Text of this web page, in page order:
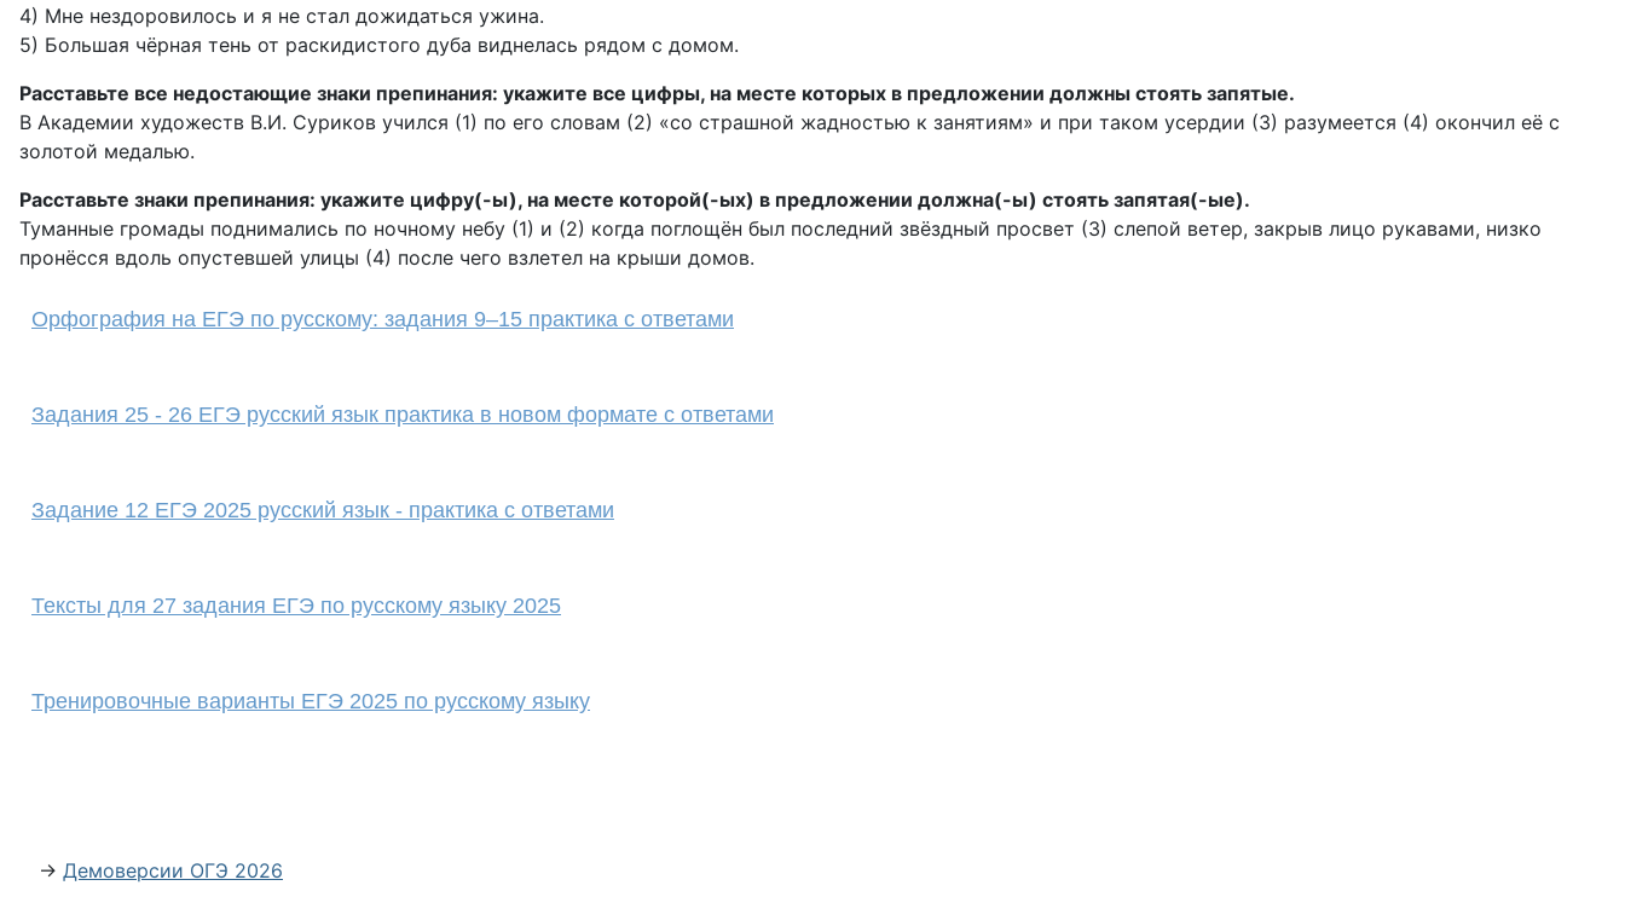
4) Мне нездоровилось и я не стал дожидаться ужина.
5) Большая чёрная тень от раскидистого дуба виднелась рядом с домом.
Расставьте все недостающие знаки препинания: укажите все цифры, на месте которых в предложении должны стоять запятые.
В Академии художеств В.И. Суриков учился (1) по его словам (2) «со страшной жадностью к занятиям» и при таком усердии (3) разумеется (4) окончил её с
золотой медалью.
Расставьте знаки препинания: укажите цифру(-ы), на месте которой(-ых) в предложении должна(-ы) стоять запятая(-ые).
Туманные громады поднимались по ночному небу (1) и (2) когда поглощён был последний звёздный просвет (3) слепой ветер, закрыв лицо рукавами, низко
пронёсся вдоль опустевшей улицы (4) после чего взлетел на крыши домов.
Орфография на ЕГЭ по русскому: задания 9–15 практика с ответами
Задания 25 - 26 ЕГЭ русский язык практика в новом формате с ответами
Задание 12 ЕГЭ 2025 русский язык - практика с ответами
Тексты для 27 задания ЕГЭ по русскому языку 2025
Тренировочные варианты ЕГЭ 2025 по русскому языку
→ Демоверсии ОГЭ 2026